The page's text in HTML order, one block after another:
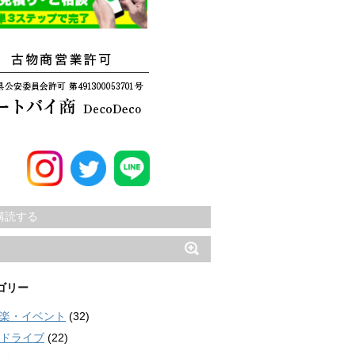
する
リー
・イベント (32)
ドライブ (22)